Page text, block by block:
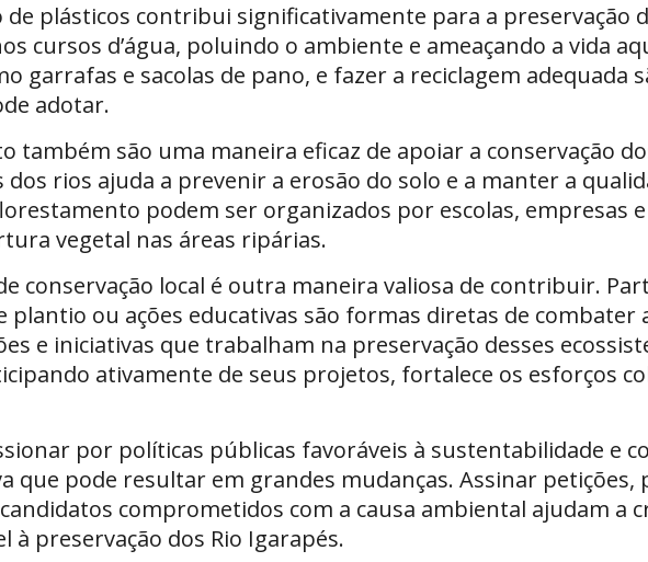
de plásticos contribui significativamente para a preservação
cursos d’água, poluindo o ambiente e ameaçando a vida
garrafas e sacolas de pano, e fazer a reciclagem adequada
adotar.
também são uma maneira eficaz de apoiar a conservação
rios ajuda a prevenir a erosão do solo e a manter a
podem ser organizados por escolas, empresas
vegetal nas áreas ripárias.
conservação local é outra maneira valiosa de contribuir.
plantio ou ações educativas são formas diretas de combater
e iniciativas que trabalham na preservação desses
ativamente de seus projetos, fortalece os esforços
por políticas públicas favoráveis à sustentabilidade e
que pode resultar em grandes mudanças. Assinar petições,
comprometidos com a causa ambiental ajudam a
preservação dos Rio Igarapés.